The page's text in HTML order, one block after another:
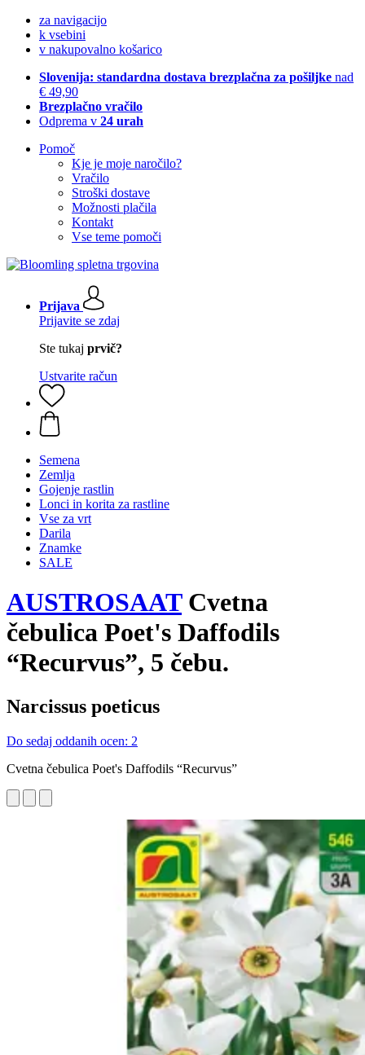
za navigacijo
k vsebini
v nakupovalno košarico
Slovenija: standardna dostava brezplačna za pošiljke nad
€ 49,90
Brezplačno vračilo
Odprema v 24 urah
Pomoč
Kje je moje naročilo?
Vračilo
Stroški dostave
Možnosti plačila
Kontakt
Vse teme pomoči
Prijava
Prijavite se zdaj
Ste tukaj prvič?
Ustvarite račun
Semena
Zemlja
Gojenje rastlin
Lonci in korita za rastline
Vse za vrt
Darila
Znamke
SALE
AUSTROSAATCvetna
čebulica Poet's Daffodils
“Recurvus”, 5 čebu.
Narcissus poeticus
Do sedaj oddanih ocen: 2
Cvetna čebulica Poet's Daffodils “Recurvus”